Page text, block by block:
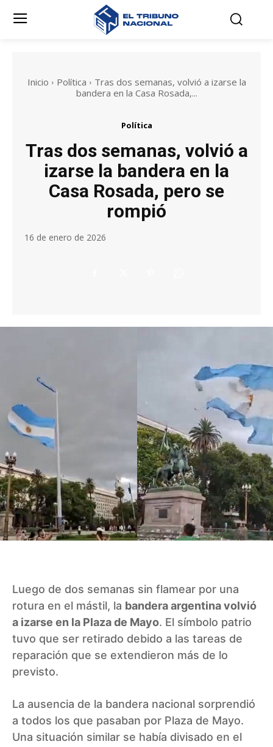
Inicio Política
Tras dos semanas, volvió a izarse la
bandera en la Casa Rosada,...
Política
Tras dos semanas, volvió a
izarse la bandera en la
Casa Rosada, pero se
rompió
16 de enero de 2026
Luego de dos semanas sin flamear por una
rotura en el mástil, la bandera argentina volvió
a izarse en la Plaza de Mayo. El símbolo patrio
tuvo que ser retirado debido a las tareas de
reparación que se extendieron más de lo
previsto.
La ausencia de la bandera nacional sorprendió
a todos los que pasaban por Plaza de Mayo.
Una situación similar se había divisado en el